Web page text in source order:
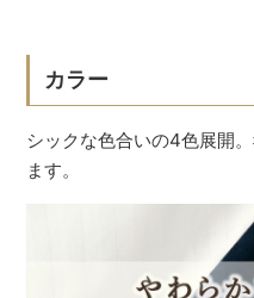
カラー
シックな色合いの4色展開
ます。